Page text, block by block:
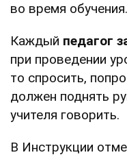
во время обучения.
Каждый педагог
при проведении
то спросить,
должен поднять
учителя говорить.
В Инструкции